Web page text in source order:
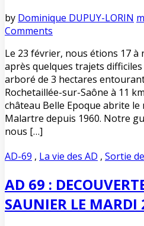
by Dominique DUPUY-LORIN
Comments
Le 23 février, nous étions 17
après quelques trajets
arboré de 3 hectares
Rochetaillée-sur-Saône à 11
château Belle Epoque abrite
Malartre depuis 1960. Notre
nous […]
AD-69 , La vie des AD , Sortie
AD 69 :
SAUNIER LE